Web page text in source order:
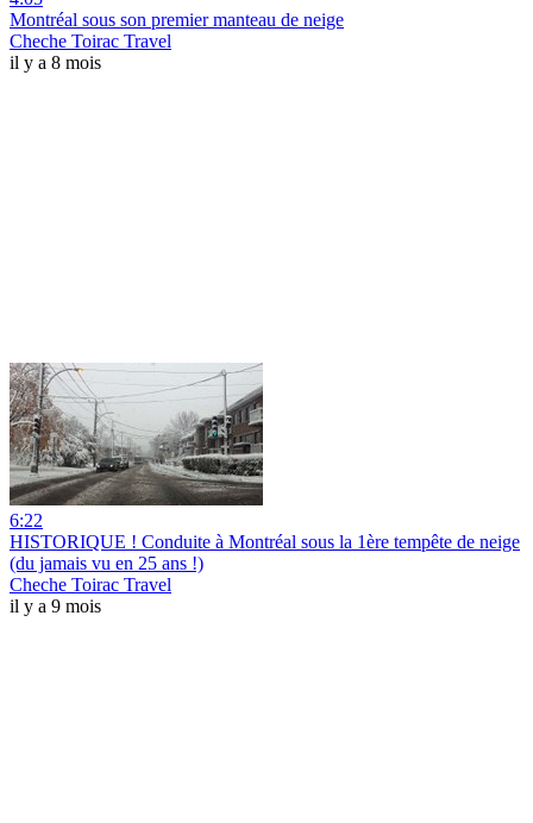
Montréal sous son premier manteau de neige
Cheche Toirac Travel
il y a 8 mois
6:22
HISTORIQUE ! Conduite à Montréal sous la 1ère tempête de neige
(du jamais vu en 25 ans !)
Cheche Toirac Travel
il y a 9 mois